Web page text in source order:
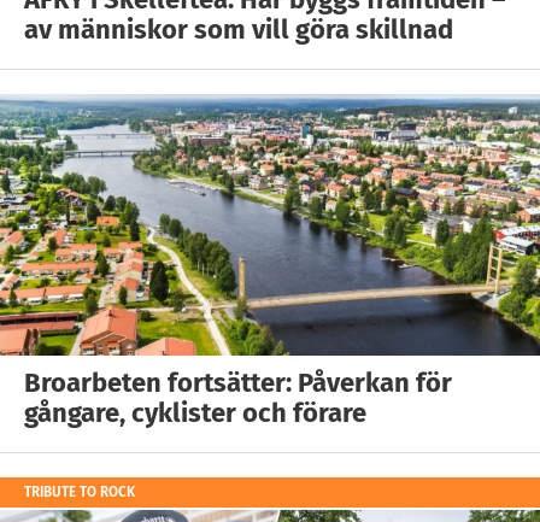
av människor som vill göra skillnad
Broarbeten fortsätter: Påverkan för
gångare, cyklister och förare
TRIBUTE TO ROCK